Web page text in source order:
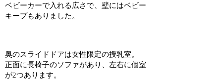
ベビーカーで入れる広さで、壁にはベビー
キープもありました。
奥のスライドドアは女性限定の授乳室。
正面に長椅子のソファがあり、左右に個室
が2つあります。